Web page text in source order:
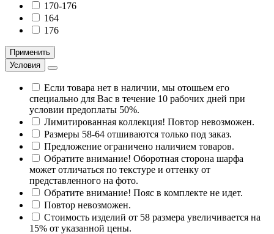
170-176
164
176
Применить
Условия
Если товара нет в наличии, мы отошьем его
специально для Вас в течение 10 рабочих дней при
условии предоплаты 50%.
Лимитированная коллекция! Повтор невозможен.
Размеры 58-64 отшиваются только под заказ.
Предложение ограничено наличием товаров.
Обратите внимание! Оборотная сторона шарфа
может отличаться по текстуре и оттенку от
представленного на фото.
Обратите внимание! Пояс в комплекте не идет.
Повтор невозможен.
Стоимость изделий от 58 размера увеличивается на
15% от указанной цены.